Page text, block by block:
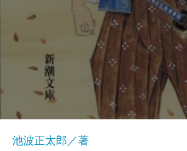
池波正太郎／著